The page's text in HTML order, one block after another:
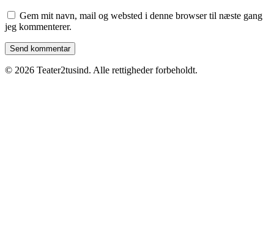
Gem mit navn, mail og websted i denne browser til næste gang
jeg kommenterer.
© 2026 Teater2tusind. Alle rettigheder forbeholdt.